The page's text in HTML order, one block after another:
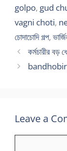
golpo, gud
vagni choti,
চোদাচোদি গল্প,
কর্মচারীর বড়
bandhobir
Leave a